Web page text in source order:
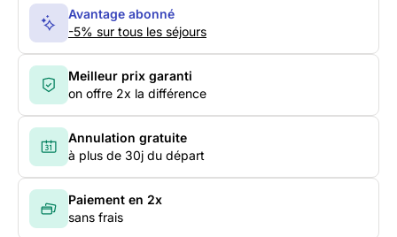
Avantage abonné
-5% sur tous les séjours
Meilleur prix garanti
on offre 2x la différence
Annulation gratuite
à plus de 30j du départ
Paiement en 2x
sans frais